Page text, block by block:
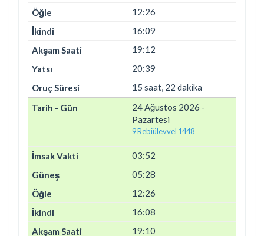
12:26
16:09
19:12
20:39
15 saat, 22 dakika
24 Ağustos 2026 -
Pazartesi
9 Rebiülevvel 1448
03:52
05:28
12:26
16:08
19:10